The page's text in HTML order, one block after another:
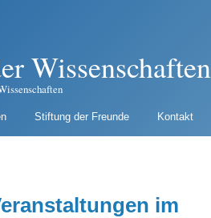
Stiftung der Freunde Kontakt
im